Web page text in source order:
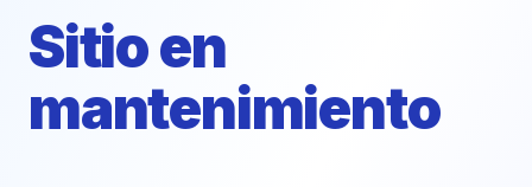
Sitio en
mantenimiento